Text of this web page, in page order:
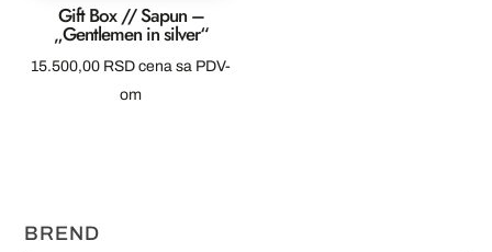
Gift Box // Sapun –
„Gentlemen in silver“
15.500,00 RSD cena sa PDV-
om
BREND